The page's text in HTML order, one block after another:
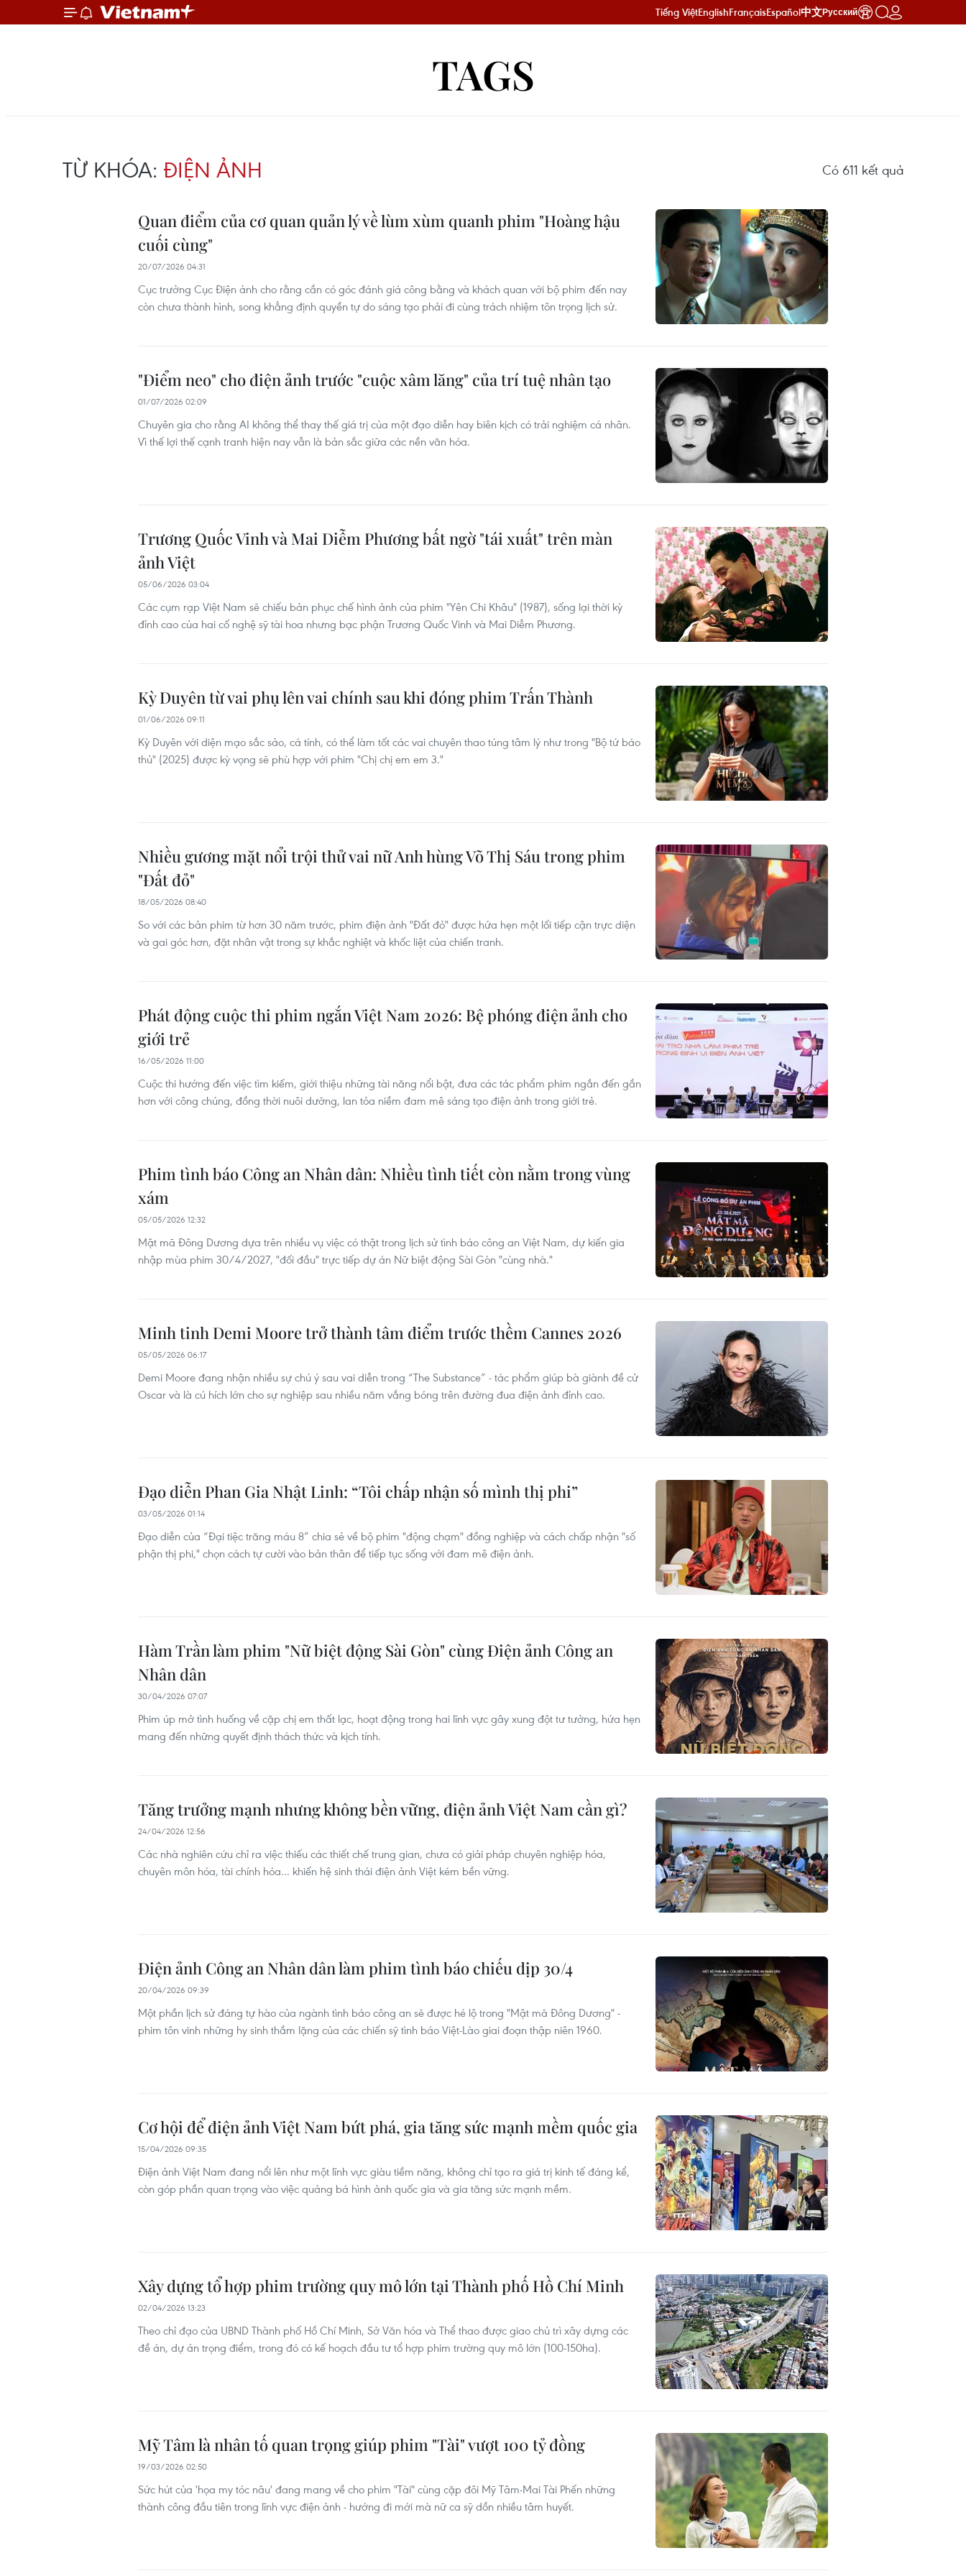
Tiếng ViệtEnglishFrançaisEspañol中文Русский
TAGS
TỪ KHÓA: ĐIỆN ẢNH Có 611 kết quả
Quan điểm của cơ quan quản lý về lùm xùm quanh phim "Hoàng hậu
cuối cùng"
20/07/2026 04:31
Cục trưởng Cục Điện ảnh cho rằng cần có góc đánh giá công bằng và khách quan với bộ phim đến nay
còn chưa thành hình, song khẳng định quyền tự do sáng tạo phải đi cùng trách nhiệm tôn trọng lịch sử.
"Điểm neo" cho điện ảnh trước "cuộc xâm lăng" của trí tuệ nhân tạo
01/07/2026 02:09
Chuyên gia cho rằng AI không thể thay thế giá trị của một đạo diễn hay biên kịch có trải nghiệm cá nhân.
Vì thế lợi thế cạnh tranh hiện nay vẫn là bản sắc giữa các nền văn hóa.
Trương Quốc Vinh và Mai Diễm Phương bất ngờ "tái xuất" trên màn
ảnh Việt
05/06/2026 03:04
Các cụm rạp Việt Nam sẽ chiếu bản phục chế hình ảnh của phim "Yên Chi Khâu" (1987), sống lại thời kỳ
đỉnh cao của hai cố nghệ sỹ tài hoa nhưng bạc phận Trương Quốc Vinh và Mai Diễm Phương.
Kỳ Duyên từ vai phụ lên vai chính sau khi đóng phim Trấn Thành
01/06/2026 09:11
Kỳ Duyên với diện mạo sắc sảo, cá tính, có thể làm tốt các vai chuyên thao túng tâm lý như trong "Bộ tứ báo
thủ" (2025) được kỳ vọng sẽ phù hợp với phim "Chị chị em em 3."
Nhiều gương mặt nổi trội thử vai nữ Anh hùng Võ Thị Sáu trong phim
"Đất đỏ"
18/05/2026 08:40
So với các bản phim từ hơn 30 năm trước, phim điện ảnh "Đất đỏ" được hứa hẹn một lối tiếp cận trực diện
và gai góc hơn, đặt nhân vật trong sự khắc nghiệt và khốc liệt của chiến tranh.
Phát động cuộc thi phim ngắn Việt Nam 2026: Bệ phóng điện ảnh cho
giới trẻ
16/05/2026 11:00
Cuộc thi hướng đến việc tìm kiếm, giới thiệu những tài năng nổi bật, đưa các tác phẩm phim ngắn đến gần
hơn với công chúng, đồng thời nuôi dưỡng, lan tỏa niềm đam mê sáng tạo điện ảnh trong giới trẻ.
Phim tình báo Công an Nhân dân: Nhiều tình tiết còn nằm trong vùng
xám
05/05/2026 12:32
Mật mã Đông Dương dựa trên nhiều vụ việc có thật trong lịch sử tình báo công an Việt Nam, dự kiến gia
nhập mùa phim 30/4/2027, "đối đầu" trực tiếp dự án Nữ biệt động Sài Gòn "cùng nhà."
Minh tinh Demi Moore trở thành tâm điểm trước thềm Cannes 2026
05/05/2026 06:17
Demi Moore đang nhận nhiều sự chú ý sau vai diễn trong “The Substance” - tác phẩm giúp bà giành đề cử
Oscar và là cú hích lớn cho sự nghiệp sau nhiều năm vắng bóng trên đường đua điện ảnh đỉnh cao.
Đạo diễn Phan Gia Nhật Linh: “Tôi chấp nhận số mình thị phi”
03/05/2026 01:14
Đạo diễn của “Đại tiệc trăng máu 8” chia sẻ về bộ phim "động chạm" đồng nghiệp và cách chấp nhận "số
phận thị phi," chọn cách tự cười vào bản thân để tiếp tục sống với đam mê điện ảnh.
Hàm Trần làm phim "Nữ biệt động Sài Gòn" cùng Điện ảnh Công an
Nhân dân
30/04/2026 07:07
Phim úp mở tình huống về cặp chị em thất lạc, hoạt động trong hai lĩnh vực gây xung đột tư tưởng, hứa hẹn
mang đến những quyết định thách thức và kịch tính.
Tăng trưởng mạnh nhưng không bền vững, điện ảnh Việt Nam cần gì?
24/04/2026 12:56
Các nhà nghiên cứu chỉ ra việc thiếu các thiết chế trung gian, chưa có giải pháp chuyên nghiệp hóa,
chuyên môn hóa, tài chính hóa... khiến hệ sinh thái điện ảnh Việt kém bền vững.
Điện ảnh Công an Nhân dân làm phim tình báo chiếu dịp 30/4
20/04/2026 09:39
Một phần lịch sử đáng tự hào của ngành tình báo công an sẽ được hé lộ trong "Mật mã Đông Dương" -
phim tôn vinh những hy sinh thầm lặng của các chiến sỹ tình báo Việt-Lào giai đoạn thập niên 1960.
Cơ hội để điện ảnh Việt Nam bứt phá, gia tăng sức mạnh mềm quốc gia
15/04/2026 09:35
Điện ảnh Việt Nam đang nổi lên như một lĩnh vực giàu tiềm năng, không chỉ tạo ra giá trị kinh tế đáng kể,
còn góp phần quan trọng vào việc quảng bá hình ảnh quốc gia và gia tăng sức mạnh mềm.
Xây dựng tổ hợp phim trường quy mô lớn tại Thành phố Hồ Chí Minh
02/04/2026 13:23
Theo chỉ đạo của UBND Thành phố Hồ Chí Minh, Sở Văn hóa và Thể thao được giao chủ trì xây dựng các
đề án, dự án trọng điểm, trong đó có kế hoạch đầu tư tổ hợp phim trường quy mô lớn (100-150ha).
Mỹ Tâm là nhân tố quan trọng giúp phim "Tài" vượt 100 tỷ đồng
19/03/2026 02:50
Sức hút của 'họa my tóc nâu' đang mang về cho phim "Tài" cùng cặp đôi Mỹ Tâm-Mai Tài Phến những
thành công đầu tiên trong lĩnh vực điện ảnh - hướng đi mới mà nữ ca sỹ dồn nhiều tâm huyết.